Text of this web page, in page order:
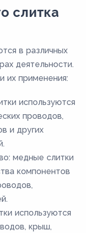
слитка
в различных
деятельности.
их применения:
используются
проводов,
и других
медные слитки
компонентов
используются
крыш,